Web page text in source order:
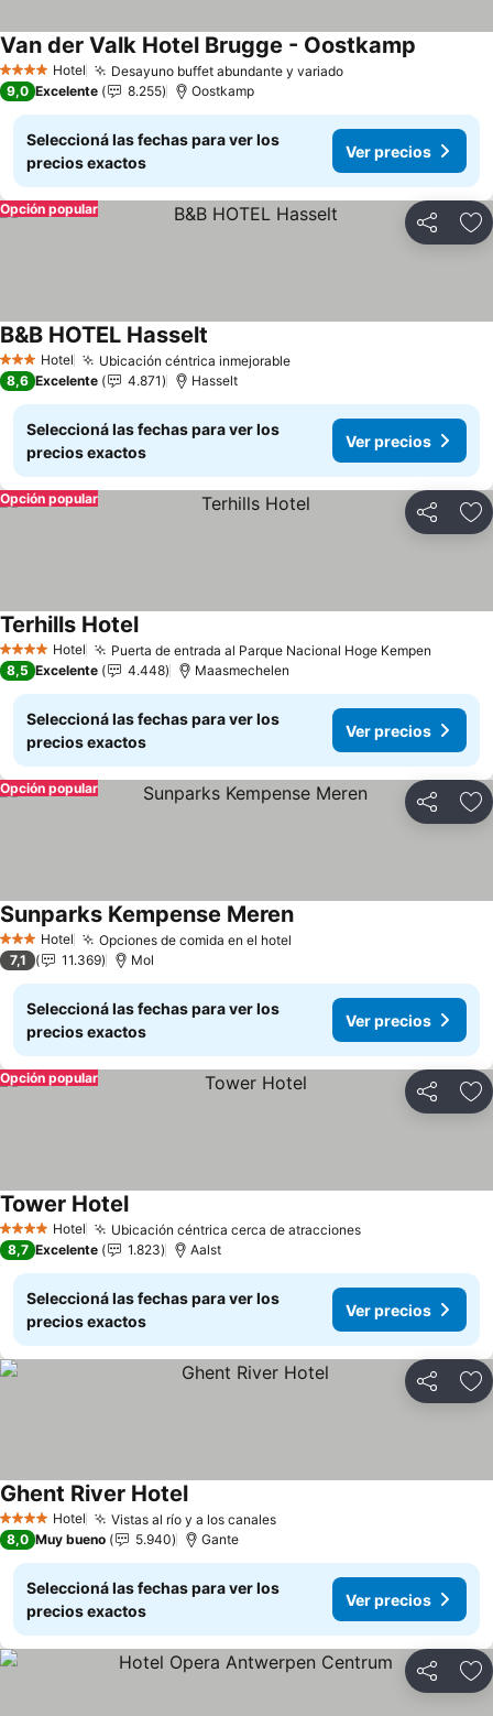
4 EstrellasHotel Desayuno buffet abundante y variadoVer precios
Van der Valk Hotel Brugge - Oostkamp
9,0 Excelente 8.255 Oostkamp
Seleccioná las fechas para ver los
precios exactos
Ver precios
Compartir
Opción popular
3 Estrellas
Hotel Ubicación céntrica inmejorableVer precios
B&B HOTEL Hasselt
8,6 Excelente 4.871 Hasselt
Seleccioná las fechas para ver los
precios exactos
Ver precios
Compartir
Opción popular
4 EstrellasHotel Puerta de entrada al Parque Nacional Hoge Kempen
Terhills HotelVer precios
8,5 Excelente 4.448 Maasmechelen
Seleccioná las fechas para ver los
precios exactos
Ver precios
Compartir
Opción popular
3 Estrellas
Hotel Opciones de comida en el hotel
Sunparks Kempense MerenVer precios
7,1 11.369 Mol
Seleccioná las fechas para ver los
precios exactos
Ver precios
Compartir
Opción popular
4 EstrellasHotel Ubicación céntrica cerca de atraccionesVer precios
Tower HotelVer precios
8,7 Excelente 1.823 Aalst
Seleccioná las fechas para ver los
precios exactos
Ver precios
Compartir
4 EstrellasHotel Vistas al río y a los canalesVer precios
Ghent River HotelVer precios
8,0 Muy bueno 5.940 Gante
Seleccioná las fechas para ver los
precios exactos
Ver precios
Compartir